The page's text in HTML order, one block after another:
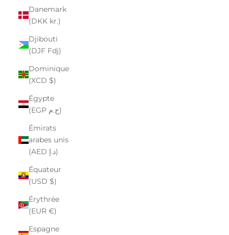
Danemark
(DKK kr.)
Djibouti
(DJF Fdj)
Dominique
(XCD $)
Égypte
(EGP ج.م)
Émirats
arabes unis
(AED د.إ)
Équateur
(USD $)
Érythrée
(EUR €)
Espagne